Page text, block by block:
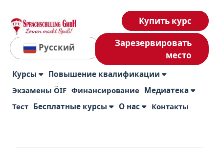
Русский
Купить курс
Зарезервировать
место
Курсы Повышение квалификации
Экзамены ÖIF Финансирование Медиатека
Тест Бесплатные курсы О нас Контакты